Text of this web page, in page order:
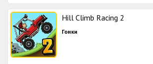
Hill Climb Racing 2
Гонки